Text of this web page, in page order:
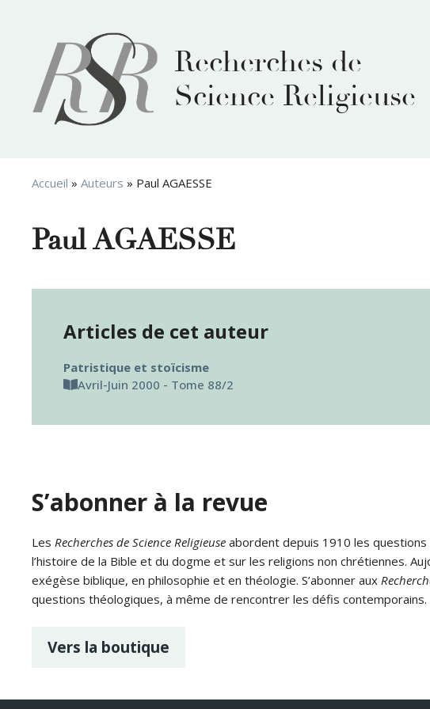
Recherches de
Science Religieuse
Accueil » Auteurs » Paul AGAESSE
Paul AGAESSE
Articles de cet auteur
Patristique et stoïcisme
Avril-Juin 2000 - Tome 88/2
S’abonner à la revue
Les Recherches de Science Religieuse abordent depuis 1910 les
l’histoire de la Bible et du dogme et sur les religions non chrétiennes.
exégèse biblique, en philosophie et en théologie. S’abonner aux
questions théologiques, à même de rencontrer les défis contemporains.
Vers la boutique